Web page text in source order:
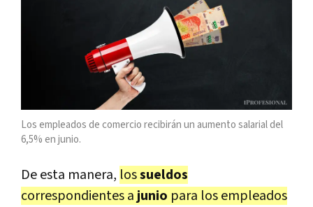
Los empleados de comercio recibirán un aumento salarial del
6,5% en junio.
De esta manera, lossueldos
correspondientes ajunio para los empleados